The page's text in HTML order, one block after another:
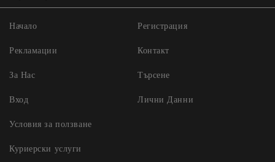
Начало
Рекламации
За Нас
Вход
Регистрация
Контакт
Търсене
Лични Данни
Условия за ползване
Куриерски услуги